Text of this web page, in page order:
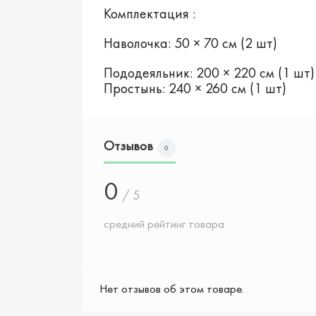
Комплектация :
Наволочка: 50 × 70 см (2 шт)
Пододеяльник: 200 × 220 см (1
Простынь: 240 × 260 см (1 шт)
Отзывов 0
0 / 5
средний рейтинг товара
Нет отзывов об этом товаре.